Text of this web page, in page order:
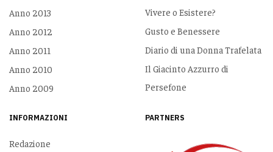
Anno 2013
Anno 2012
Anno 2011
Anno 2010
Anno 2009
Vivere o Esistere?
Gusto e Benessere
Diario di una Donna Trafelata
Il Giacinto Azzurro di
Persefone
INFORMAZIONI
Redazione
PARTNERS